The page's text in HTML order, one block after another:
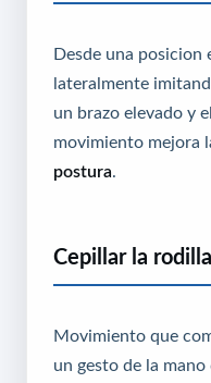
Desde una posicion
lateralmente
un brazo elevado y
movimiento mejora
postura
Cepillar la
Movimiento que
un gesto de la